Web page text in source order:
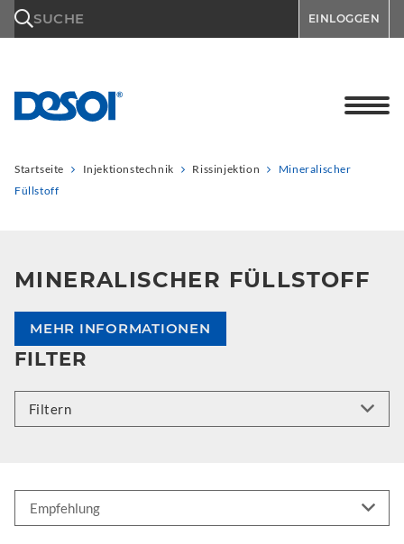
SUCHE EINLOGGEN
Startseite Injektionstechnik Rissinjektion
Mineralischer
Füllstoff
MINERALISCHER FÜLLSTOFF
MEHR INFORMATIONEN
FILTER
Filtern